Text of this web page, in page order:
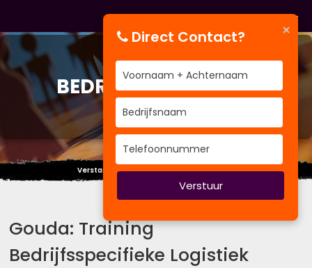
TRAINING
BEDRIJFSSPECIFIEKE
LOGISTIEK
Verstandige mensen spreken uit ervaring.
Gouda: Training
Bedrijfsspecifieke Logistiek
×
Direct Contact?
Verstuur